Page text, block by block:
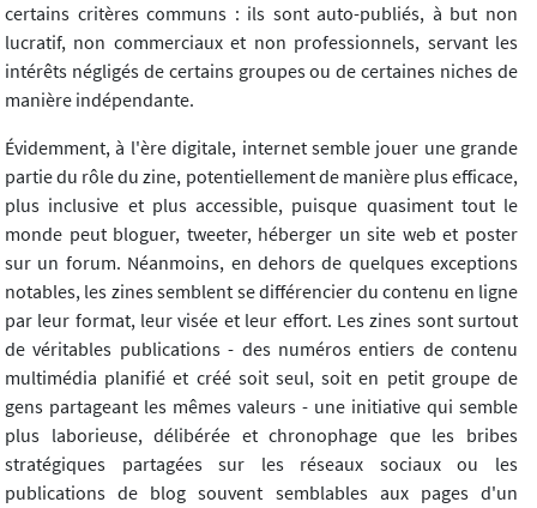
certains critères communs : ils sont auto-publiés, à but non
lucratif, non commerciaux et non professionnels, servant les
intérêts négligés de certains groupes ou de certaines niches de
manière indépendante.
Évidemment, à l'ère digitale, internet semble jouer une grande
partie du rôle du zine, potentiellement de manière plus efficace,
plus inclusive et plus accessible, puisque quasiment tout le
monde peut bloguer, tweeter, héberger un site web et poster
sur un forum. Néanmoins, en dehors de quelques exceptions
notables, les zines semblent se différencier du contenu en ligne
par leur format, leur visée et leur effort. Les zines sont surtout
de véritables publications - des numéros entiers de contenu
multimédia planifié et créé soit seul, soit en petit groupe de
gens partageant les mêmes valeurs - une initiative qui semble
plus laborieuse, délibérée et chronophage que les bribes
stratégiques partagées sur les réseaux sociaux ou les
publications de blog souvent semblables aux pages d'un